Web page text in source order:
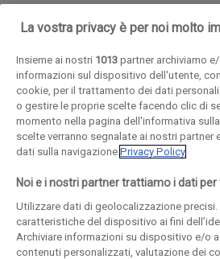
© COPYRIGHT 2018 - La Provincia di
P.IVA 00190490136 - E' vietata la
Iscritta al Registro Imprese di Como
Sociale Euro
La vostra privacy è per noi molto
Insieme ai nostri 1013 partner archiviamo
informazioni sul dispositivo dell'utente,
cookie, per il trattamento dei dati
o gestire le proprie scelte facendo clic di
momento nella pagina dell'informativa
scelte verranno segnalate ai nostri partner
dati sulla navigazione. Privacy Policy
Noi e i nostri partner trattiamo i dati
Utilizzare dati di geolocalizzazione
caratteristiche del dispositivo ai fini
Archiviare informazioni su dispositivo e/o
contenuti personalizzati, valutazione dei